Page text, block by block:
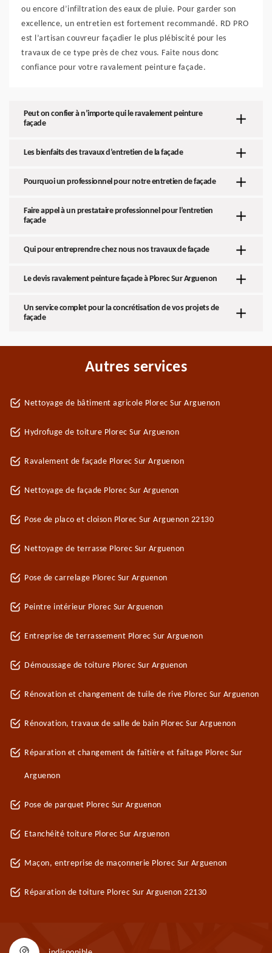
ou encore d’infiltration des eaux de pluie. Pour garder son
excellence, un entretien est fortement recommandé. RD PRO
est l’artisan couvreur façadier le plus plébiscité pour les
travaux de ce type près de chez vous. Faite nous donc
confiance pour votre ravalement peinture façade.
Peut on confier à n’importe qui le ravalement peinture
façade
Les bienfaits des travaux d’entretien de la façade
Pourquoi un professionnel pour notre entretien de façade
Faire appel à un prestataire professionnel pour l’entretien
façade
Qui pour entreprendre chez nous nos travaux de façade
Le devis ravalement peinture façade à Plorec Sur Arguenon
Un service complet pour la concrétisation de vos projets de
façade
Autres services
Nettoyage de bâtiment agricole Plorec Sur Arguenon
Hydrofuge de toiture Plorec Sur Arguenon
Ravalement de façade Plorec Sur Arguenon
Nettoyage de façade Plorec Sur Arguenon
Pose de placo et cloison Plorec Sur Arguenon 22130
Nettoyage de terrasse Plorec Sur Arguenon
Pose de carrelage Plorec Sur Arguenon
Peintre intérieur Plorec Sur Arguenon
Entreprise de terrassement Plorec Sur Arguenon
Démoussage de toiture Plorec Sur Arguenon
Rénovation et changement de tuile de rive Plorec Sur Arguenon
Rénovation, travaux de salle de bain Plorec Sur Arguenon
Réparation et changement de faîtière et faîtage Plorec Sur
Arguenon
Pose de parquet Plorec Sur Arguenon
Etanchéité toiture Plorec Sur Arguenon
Maçon, entreprise de maçonnerie Plorec Sur Arguenon
Réparation de toiture Plorec Sur Arguenon 22130